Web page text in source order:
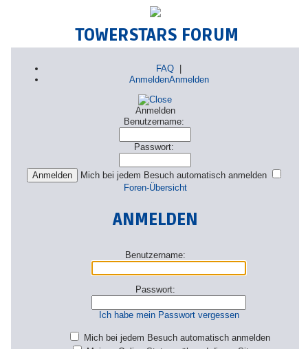
TOWERSTARS FORUM
FAQ |
AnmeldenAnmelden
Anmelden
Benutzername:
Passwort:
Mich bei jedem Besuch automatisch anmelden
Foren-Übersicht
ANMELDEN
Benutzername:
Passwort:
Ich habe mein Passwort vergessen
Mich bei jedem Besuch automatisch anmelden